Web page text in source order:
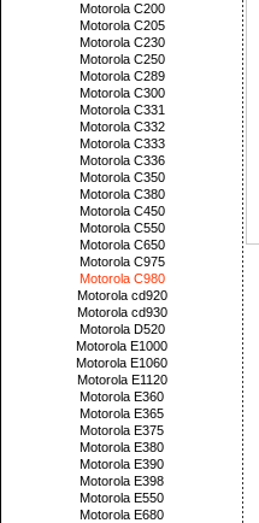
Motorola C200
Motorola C205
Motorola C230
Motorola C250
Motorola C289
Motorola C300
Motorola C331
Motorola C332
Motorola C333
Motorola C336
Motorola C350
Motorola C380
Motorola C450
Motorola C550
Motorola C650
Motorola C975
Motorola C980
Motorola cd920
Motorola cd930
Motorola D520
Motorola E1000
Motorola E1060
Motorola E1120
Motorola E360
Motorola E365
Motorola E375
Motorola E380
Motorola E390
Motorola E398
Motorola E550
Motorola E680